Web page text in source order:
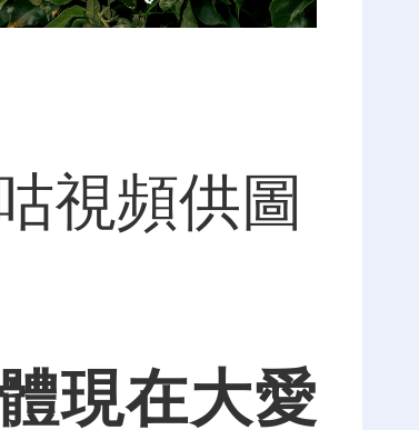
視頻供圖
現在大愛